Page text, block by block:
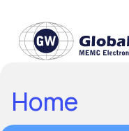
Home